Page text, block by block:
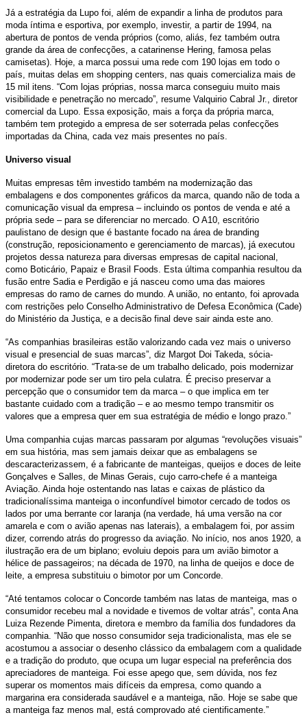
Já a estratégia da Lupo foi, além de expandir a linha de produtos para
moda íntima e esportiva, por exemplo, investir, a partir de 1994, na
abertura de pontos de venda próprios (como, aliás, fez também outra
grande da área de confecções, a catarinense Hering, famosa pelas
camisetas). Hoje, a marca possui uma rede com 190 lojas em todo o
país, muitas delas em shopping centers, nas quais comercializa mais de
15 mil itens. “Com lojas próprias, nossa marca conseguiu muito mais
visibilidade e penetração no mercado”, resume Valquirio Cabral Jr., diretor
comercial da Lupo. Essa exposição, mais a força da própria marca,
também tem protegido a empresa de ser soterrada pelas confecções
importadas da China, cada vez mais presentes no país.
Universo visual
Muitas empresas têm investido também na modernização das
embalagens e dos componentes gráficos da marca, quando não de toda a
comunicação visual da empresa – incluindo os pontos de venda e até a
própria sede – para se diferenciar no mercado. O A10, escritório
paulistano de design que é bastante focado na área de branding
(construção, reposicionamento e gerenciamento de marcas), já executou
projetos dessa natureza para diversas empresas de capital nacional,
como Boticário, Papaiz e Brasil Foods. Esta última companhia resultou da
fusão entre Sadia e Perdigão e já nasceu como uma das maiores
empresas do ramo de carnes do mundo. A união, no entanto, foi aprovada
com restrições pelo Conselho Administrativo de Defesa Econômica (Cade)
do Ministério da Justiça, e a decisão final deve sair ainda este ano.
“As companhias brasileiras estão valorizando cada vez mais o universo
visual e presencial de suas marcas”, diz Margot Doi Takeda, sócia-
diretora do escritório. “Trata-se de um trabalho delicado, pois modernizar
por modernizar pode ser um tiro pela culatra. É preciso preservar a
percepção que o consumidor tem da marca – o que implica em ter
bastante cuidado com a tradição – e ao mesmo tempo transmitir os
valores que a empresa quer em sua estratégia de médio e longo prazo.”
Uma companhia cujas marcas passaram por algumas “revoluções visuais”
em sua história, mas sem jamais deixar que as embalagens se
descaracterizassem, é a fabricante de manteigas, queijos e doces de leite
Gonçalves e Salles, de Minas Gerais, cujo carro-chefe é a manteiga
Aviação. Ainda hoje ostentando nas latas e caixas de plástico da
tradicionalíssima manteiga o inconfundível bimotor cercado de todos os
lados por uma berrante cor laranja (na verdade, há uma versão na cor
amarela e com o avião apenas nas laterais), a embalagem foi, por assim
dizer, correndo atrás do progresso da aviação. No início, nos anos 1920, a
ilustração era de um biplano; evoluiu depois para um avião bimotor a
hélice de passageiros; na década de 1970, na linha de queijos e doce de
leite, a empresa substituiu o bimotor por um Concorde.
“Até tentamos colocar o Concorde também nas latas de manteiga, mas o
consumidor recebeu mal a novidade e tivemos de voltar atrás”, conta Ana
Luiza Rezende Pimenta, diretora e membro da família dos fundadores da
companhia. “Não que nosso consumidor seja tradicionalista, mas ele se
acostumou a associar o desenho clássico da embalagem com a qualidade
e a tradição do produto, que ocupa um lugar especial na preferência dos
apreciadores de manteiga. Foi esse apego que, sem dúvida, nos fez
superar os momentos mais difíceis da empresa, como quando a
margarina era considerada saudável e a manteiga, não. Hoje se sabe que
a manteiga faz menos mal, está comprovado até cientificamente.”